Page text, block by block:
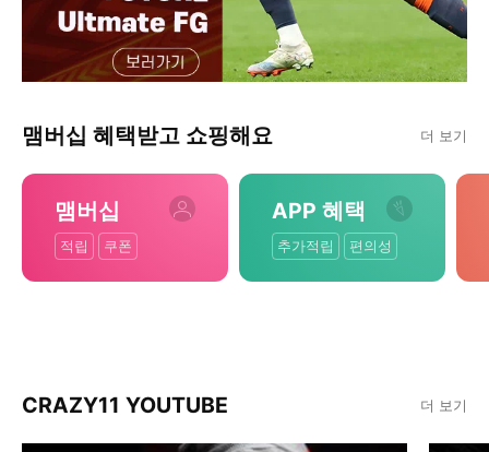
맴버십 혜택받고 쇼핑해요 더 보기
맴버십
적립 쿠폰
APP 혜택
추가적립 편의성
CRAZY11 YOUTUBE 더 보기